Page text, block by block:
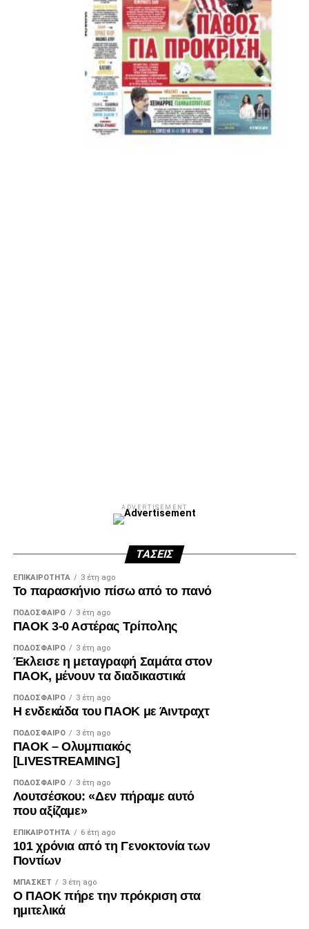
ADVERTISEMENT
ΤΆΣΕΙΣ
ΕΠΙΚΑΙΡΌΤΗΤΑ 3 έτη ago
Το παρασκήνιο πίσω από το πανό
ΠΟΔΌΣΦΑΙΡΟ 3 έτη ago
ΠΑΟΚ 3-0 Αστέρας Τρίπολης
ΠΟΔΌΣΦΑΙΡΟ 3 έτη ago
Έκλεισε η μεταγραφή Σαμάτα στον
ΠΑΟΚ, μένουν τα διαδικαστικά
ΠΟΔΌΣΦΑΙΡΟ 3 έτη ago
Η ενδεκάδα του ΠΑΟΚ με Άιντραχτ
ΠΟΔΌΣΦΑΙΡΟ 3 έτη ago
ΠΑΟΚ – Ολυμπιακός
[LIVESTREAMING]
ΠΟΔΌΣΦΑΙΡΟ 3 έτη ago
Λουτσέσκου: «Δεν πήραμε αυτό
που αξίζαμε»
ΕΠΙΚΑΙΡΌΤΗΤΑ 6 έτη ago
101 χρόνια από τη Γενοκτονία των
Ποντίων
ΜΠΆΣΚΕΤ 3 έτη ago
Ο ΠΑΟΚ πήρε την πρόκριση στα
ημιτελικά